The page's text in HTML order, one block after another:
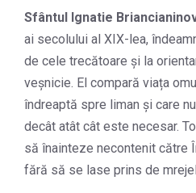
Sfântul Ignatie
ai secolului al XIX-lea,
de cele trecătoare și la
veșnicie. El compară viața
îndreaptă spre liman și care
decât atât cât este necesar.
să înainteze necontenit către
fără să se lase prins de